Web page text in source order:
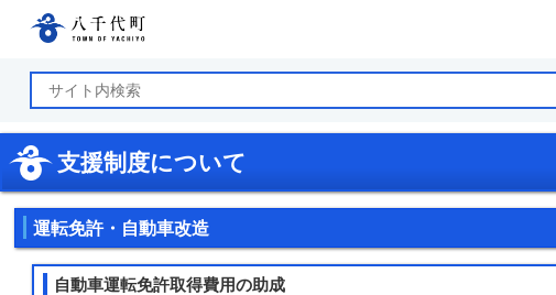
支援制度について
運転免許・自動車改造
自動車運転免許取得費用の助成